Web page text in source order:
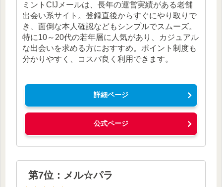
ミントC!Jメールは、長年の運営実績がある老舗
出会い系サイト。登録直後からすぐにやり取りで
き、面倒な本人確認などもシンプルでスムーズ。
特に10～20代の若年層に人気があり、カジュアル
な出会いを求める方におすすめ。ポイント制度も
分かりやすく、コスパ良く利用できます。
詳細ページ
公式ページ
第7位：メル☆パラ